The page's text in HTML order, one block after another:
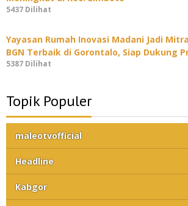
5437 Dilihat
Yayasan Rumah Inovasi Madani Jadi Mitra
BGN Terbaik di Gorontalo, Siap Dukung
5387 Dilihat
Topik Populer
maleotvofficial
Headline
Kabgor